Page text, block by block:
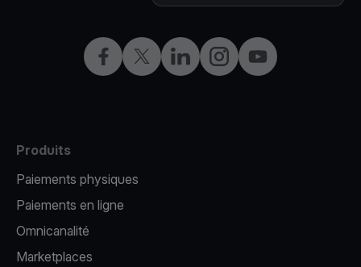
Facebook
X LinkedInInstagramYouTube
Produits
Paiements physiques
Paiements en ligne
Omnicanalité
Marketplaces